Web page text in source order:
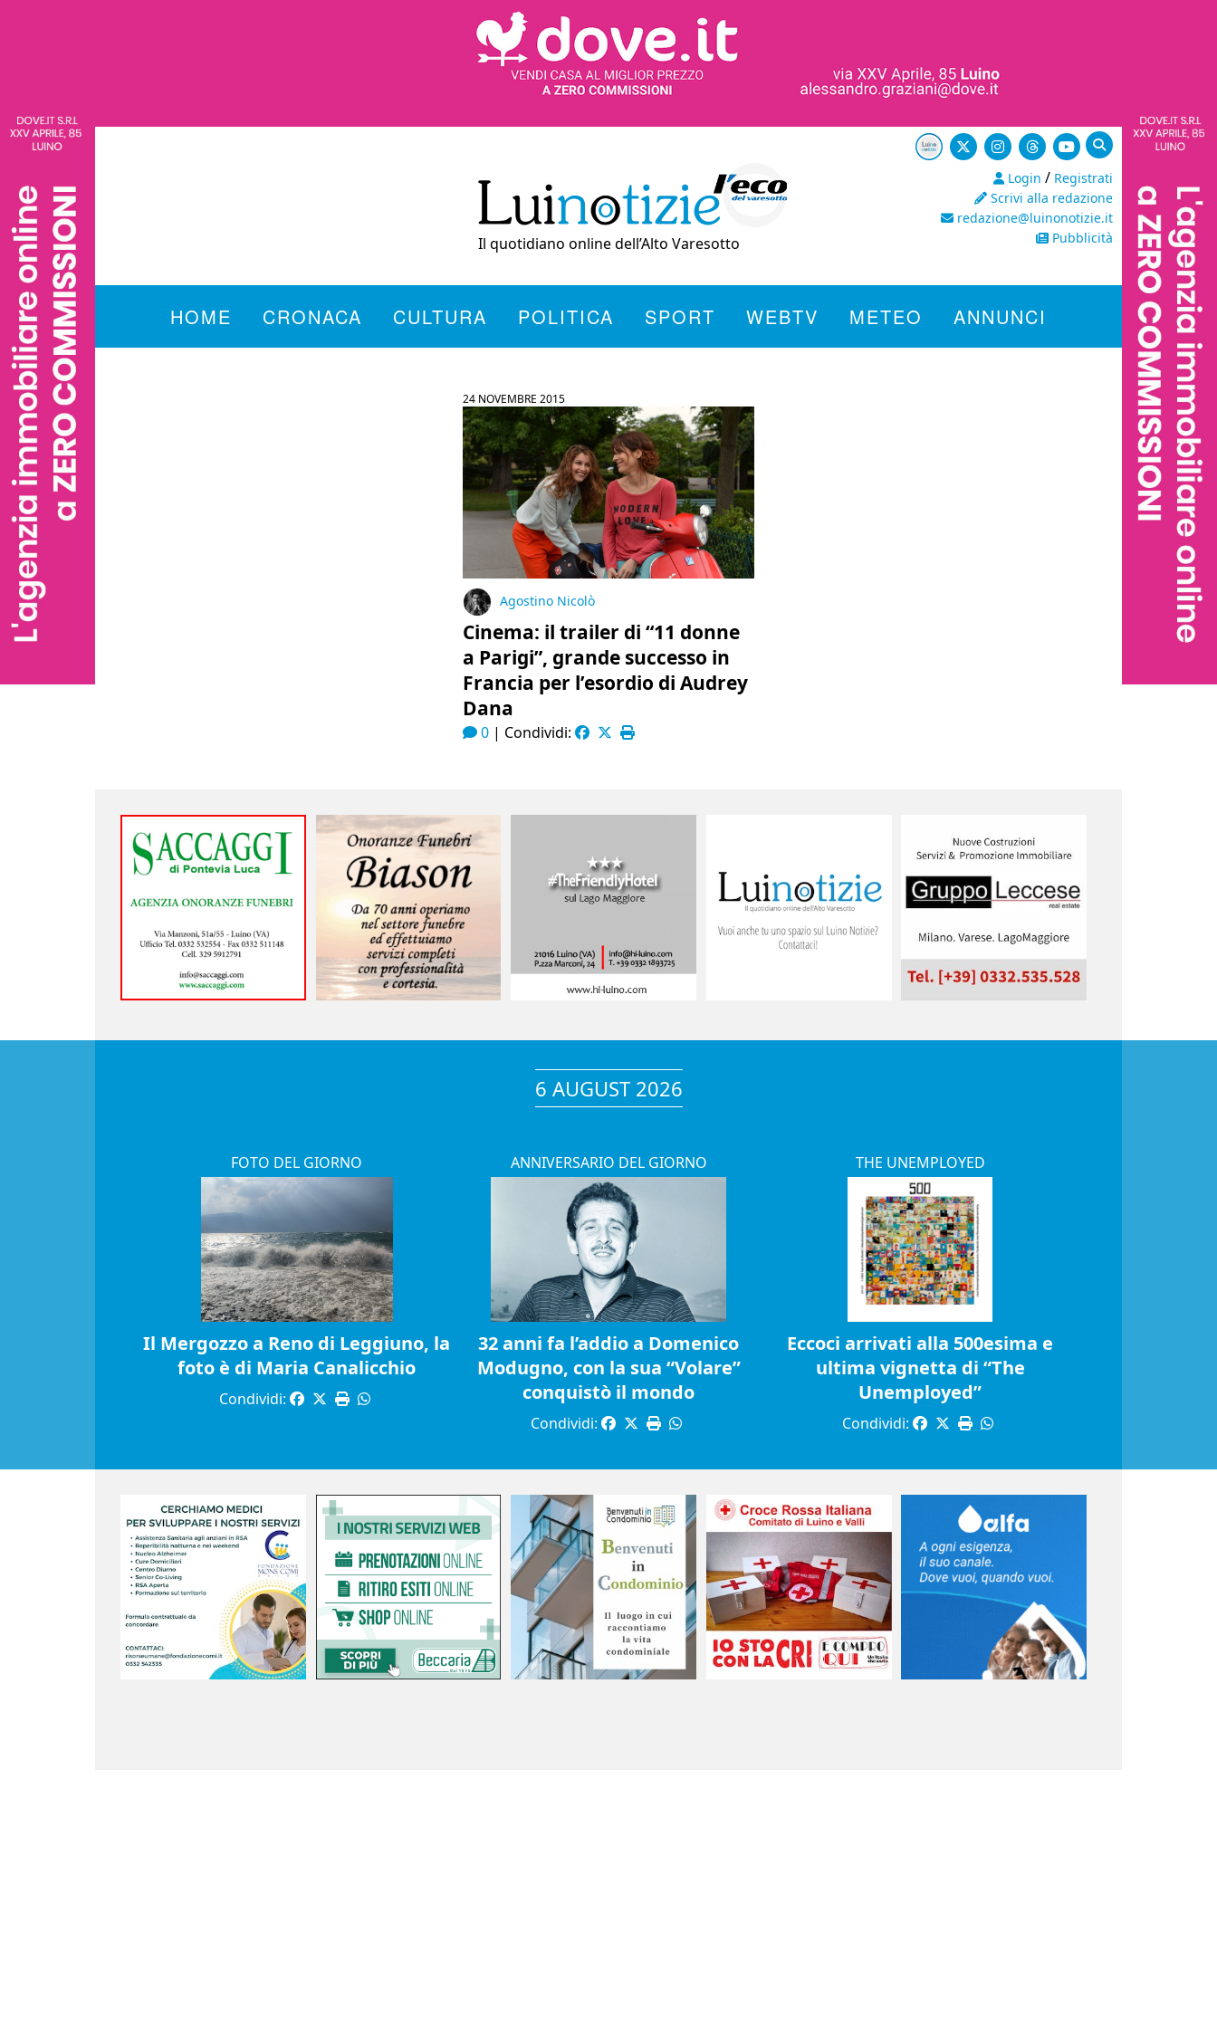
Il quotidiano online dell’Alto Varesotto
Login / Registrati
Scrivi alla redazione
redazione@luinonotizie.it
Pubblicità
HOME CRONACA CULTURA POLITICA SPORT WEBTV METEO ANNUNCI
24 NOVEMBRE 2015
Agostino Nicolò
Cinema: il trailer di “11 donne
a Parigi”, grande successo in
Francia per l’esordio di Audrey
Dana
0 | Condividi:
6 AUGUST 2026
FOTO DEL GIORNO
Il Mergozzo a Reno di Leggiuno, la
foto è di Maria Canalicchio
Condividi:
ANNIVERSARIO DEL GIORNO
32 anni fa l’addio a Domenico
Modugno, con la sua “Volare”
conquistò il mondo
Condividi:
THE UNEMPLOYED
Eccoci arrivati alla 500esima e
ultima vignetta di “The
Unemployed”
Condividi: